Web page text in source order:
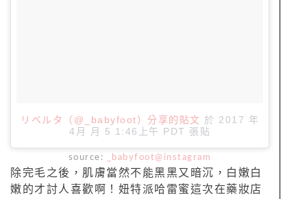
リベルタ（@_babyfoot）分享的貼文 於 2017 年
4月 月 5 1:46上午 PDT 張貼
source: _babyfoot@instagram
除完毛之後，肌膚當然不能黑黑又暗沉，白嫩白
嫩的才討人喜歡啊！妞特派哈雷蜜這次在藥妝店